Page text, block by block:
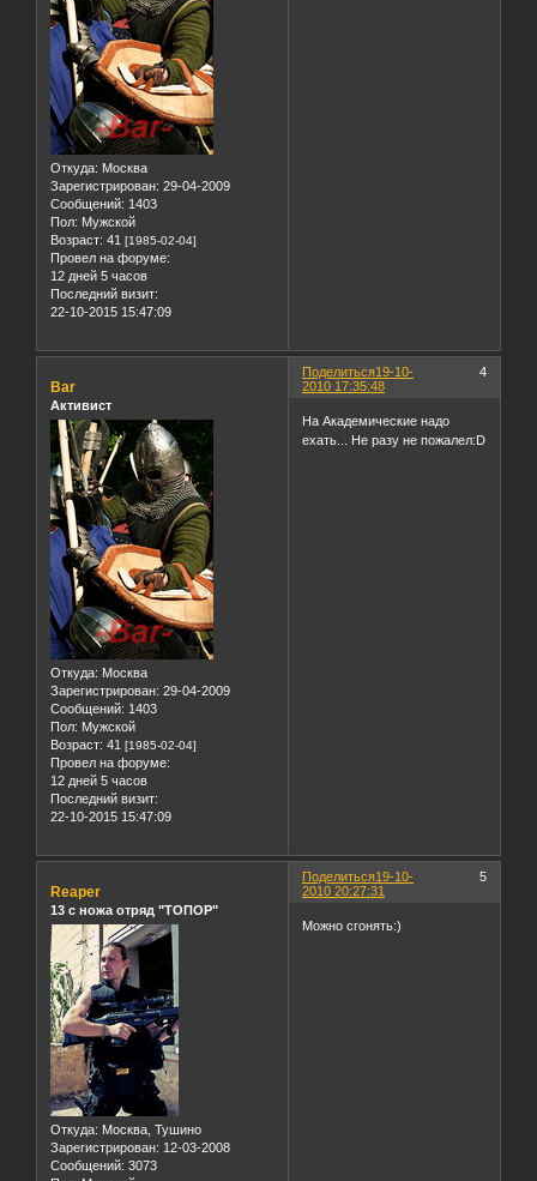
Откуда: Москва
Зарегистрирован: 29-04-2009
Сообщений: 1403
Пол: Мужской
Возраст: 41 [1985-02-04]
Провел на форуме:
12 дней 5 часов
Последний визит:
22-10-2015 15:47:09
Поделиться 4
19-10-
2010 17:35:48
Bar
Активист
Откуда: Москва
Зарегистрирован: 29-04-2009
Сообщений: 1403
Пол: Мужской
Возраст: 41 [1985-02-04]
Провел на форуме:
12 дней 5 часов
Последний визит:
22-10-2015 15:47:09
На Академические надо
ехать... Не разу не пожалел:D
Поделиться 5
19-10-
2010 20:27:31
Reaper
13 с ножа отряд "ТОПОР"
Откуда: Москва, Тушино
Зарегистрирован: 12-03-2008
Сообщений: 3073
Можно сгонять:)